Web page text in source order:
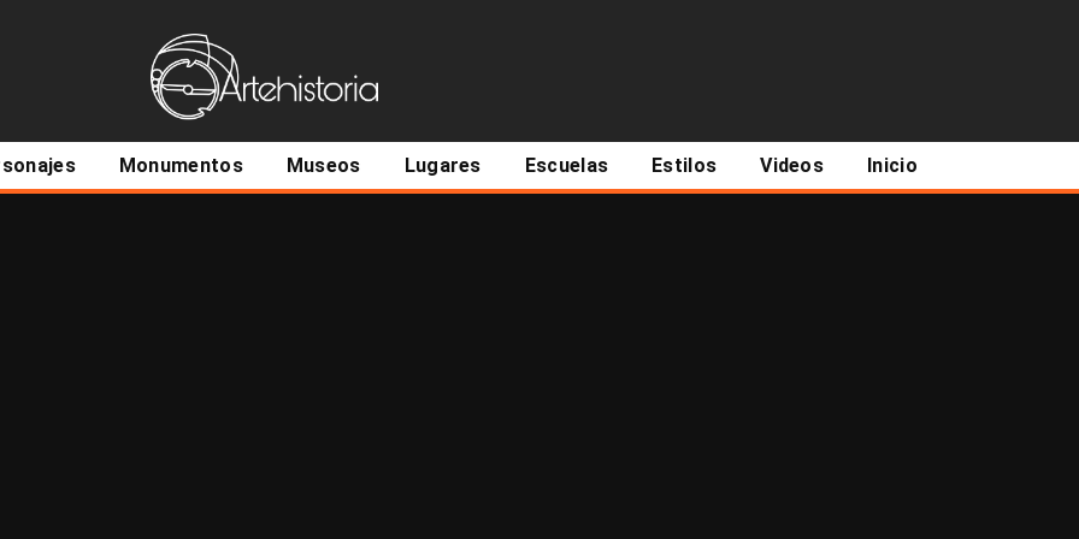
Monumentos Museos Lugares Escuelas Estilos Videos Inicio